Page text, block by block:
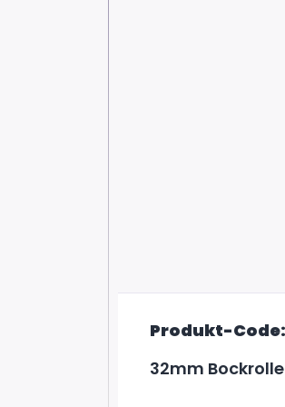
Produkt-Code:
32mm